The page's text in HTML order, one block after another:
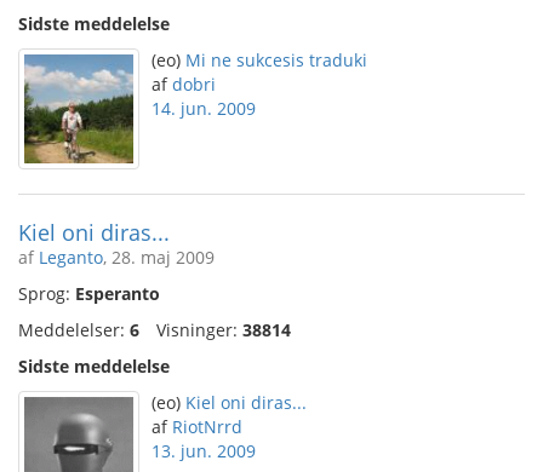
Sidste meddelelse
(eo) Mi ne sukcesis traduki
afdobri
14. jun. 2009
Kiel oni diras...
af Leganto, 28. maj 2009
Sprog: Esperanto
Meddelelser: 6 Visninger: 38814
Sidste meddelelse
(eo) Kiel oni diras...
af RiotNrrd
13. jun. 2009